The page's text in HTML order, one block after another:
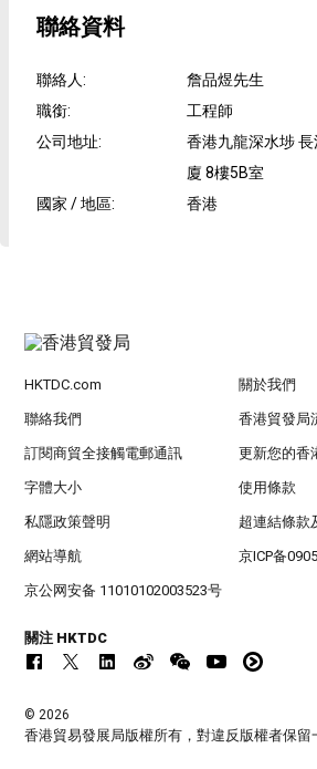
聯絡資料
聯絡人:
詹品煜先生
職銜:
工程師
公司地址:
香港九龍深水埗
廈 8樓5B室
國家 / 地區: 香港
HKTDC.com 關於我們
聯絡我們 香港貿發局
訂閱商貿全接觸電郵通訊 更新您的香
字體大小 使用條款
私隱政策聲明 超連結條款
網站導航 京ICP备
京公网安备 11010102003523号
關注 HKTDC
© 2026
香港貿易發展局版權所有，對違反版權者保留